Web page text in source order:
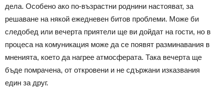
дела. Особено ако по-възрастни роднини настояват, за
решаване на някой ежедневен битов проблеми. Може би
следобед или вечерта приятели ще ви дойдат на гости, но в
процеса на комуникация може да се появят разминавания в
мненията, което да нагрее атмосферата. Така вечерта ще
бъде помрачена, от откровени и не сдържани изказвания
един за друг.